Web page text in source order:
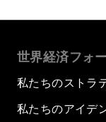
世界経済フォ
私たちのストラ
私たちのアイデ